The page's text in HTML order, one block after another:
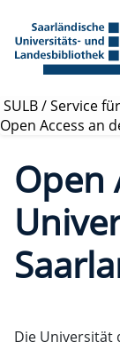
SULB/Service
Open Access an
Open
Die Universität